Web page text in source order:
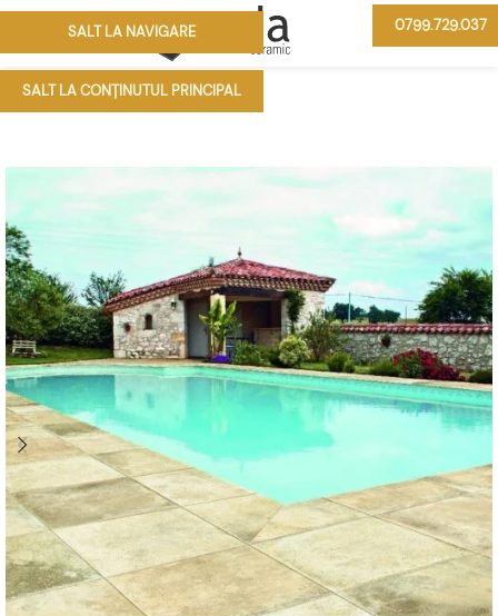
SALT LA NAVIGARE
SALT LA CONȚINUTUL PRINCIPAL
0799.729.037